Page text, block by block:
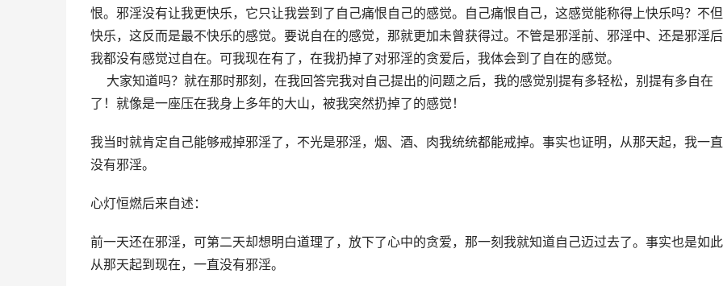
恨。邪淫没有让我更快乐，它只让我尝到了自己痛恨自己的感觉。自己痛恨自己，这感觉能称得上快乐吗？不
快乐，这反而是最不快乐的感觉。要说自在的感觉，那就更加未曾获得过。不管是邪淫前、邪淫中、还是邪淫后
我都没有感觉过自在。可我现在有了，在我扔掉了对邪淫的贪爱后，我体会到了自在的感觉。
大家知道吗？就在那时那刻，在我回答完我对自己提出的问题之后，我的感觉别提有多轻松，别提有多自在
了！就像是一座压在我身上多年的大山，被我突然扔掉了的感觉！
我当时就肯定自己能够戒掉邪淫了，不光是邪淫，烟、酒、肉我统统都能戒掉。事实也证明，从那天起，我一
没有邪淫。
心灯恒燃后来自述：
前一天还在邪淫，可第二天却想明白道理了，放下了心中的贪爱，那一刻我就知道自己迈过去了。事实也是如此
从那天起到现在，一直没有邪淫。